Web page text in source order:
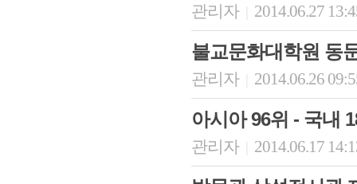
관리자 2014.06.27
불교문화대학원 동
관리자 2014.06.26
아시아 96위 - 국내
관리자 2014.06.17